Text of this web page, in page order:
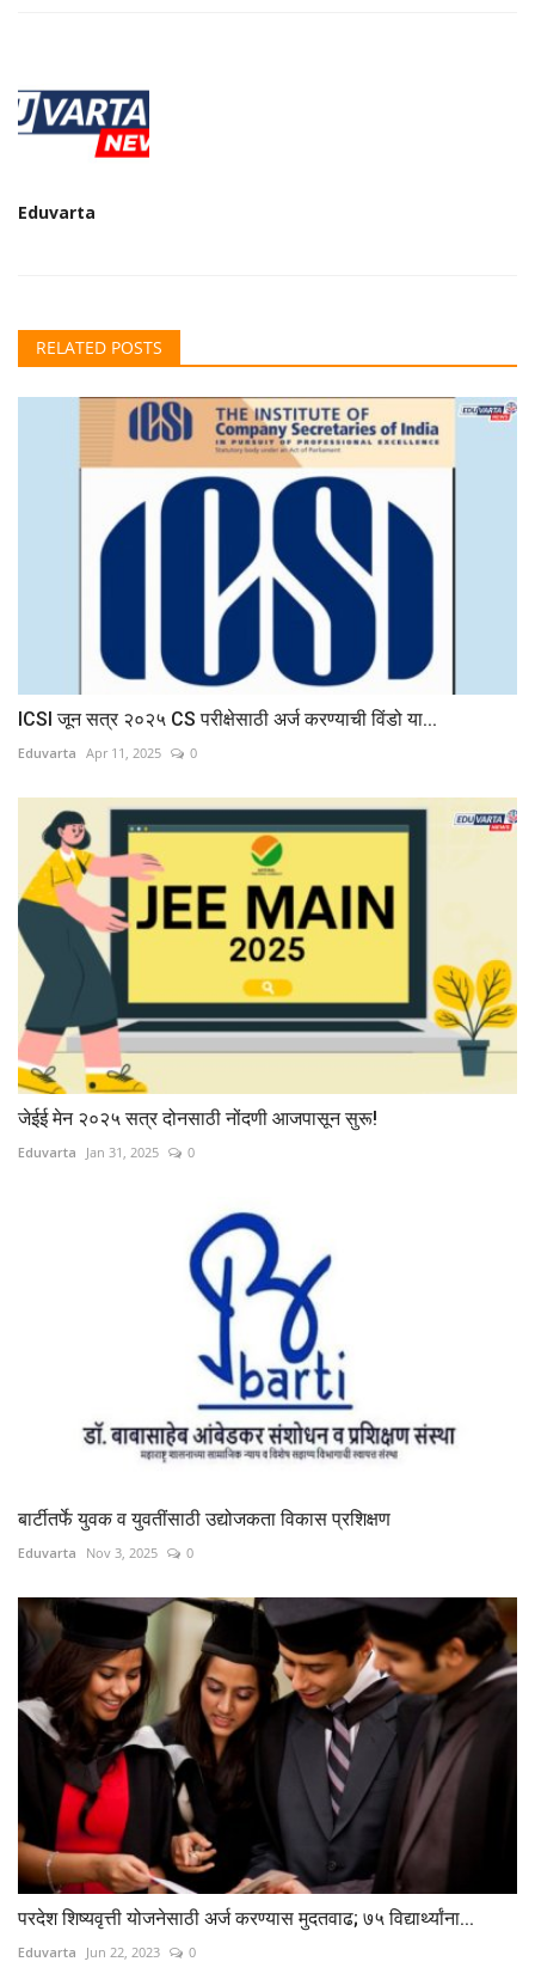
Eduvarta
RELATED POSTS
ICSI जून सत्र २०२५ CS परीक्षेसाठी अर्ज करण्याची विंडो या...
Eduvarta Apr 11, 2025 0
जेईई मेन २०२५ सत्र दोनसाठी नोंदणी आजपासून सुरू!
Eduvarta Jan 31, 2025 0
बार्टीतर्फे युवक व युवतींसाठी उद्योजकता विकास प्रशिक्षण
Eduvarta Nov 3, 2025 0
परदेश शिष्यवृत्ती योजनेसाठी अर्ज करण्यास मुदतवाढ; ७५ विद्यार्थ्यांना...
Eduvarta Jun 22, 2023 0